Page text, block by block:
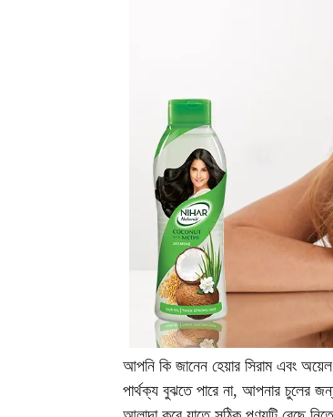
আপনি কি জানেন হেয়ার সিরাম এবং
পার্থক্য বুঝতে পারে না, আপনার চুলের